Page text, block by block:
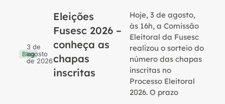
Blog
3 de
agosto
de 2026
Eleições
Fusesc 2026 –
conheça as
chapas
inscritas
Hoje, 3 de agosto,
às 16h, a Comissão
Eleitoral da Fusesc
realizou o sorteio do
número das chapas
inscritas no
Processo Eleitoral
2026. O prazo